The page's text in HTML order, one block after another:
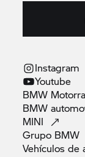
Instagram
Youtube
BMW
BMW
MINI
Grupo BMW
Vehículos de